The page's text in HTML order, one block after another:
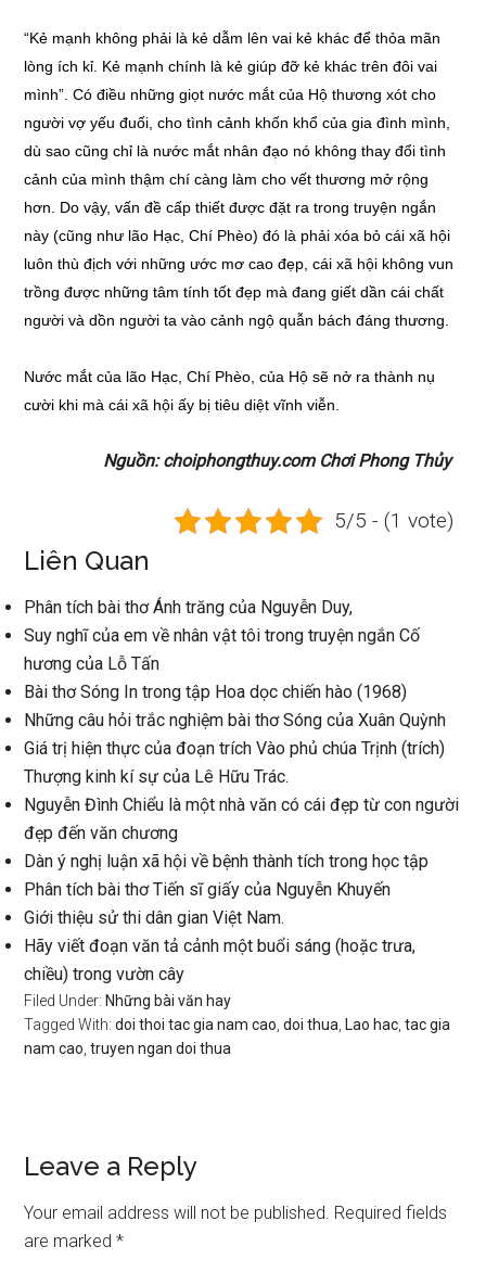
“Kẻ mạnh không phải là kẻ dẫm lên vai kẻ khác để thỏa mãn
lòng ích kỉ. Kẻ mạnh chính là kẻ giúp đỡ kẻ khác trên đôi vai
mình”. Có điều những giọt nước mắt của Hộ thương xót cho
người vợ yếu đuối, cho tình cảnh khốn khổ của gia đình mình,
dù sao cũng chỉ là nước mắt nhân đạo nó không thay đổi tình
cảnh của mình thậm chí càng làm cho vết thương mở rộng
hơn. Do vậy, vấn đề cấp thiết được đặt ra trong truyện ngắn
này (cũng như lão Hạc, Chí Phèo) đó là phải xóa bỏ cái xã hội
luôn thù địch với những ước mơ cao đẹp, cái xã hội không vun
trồng được những tâm tính tốt đẹp mà đang giết dần cái chất
người và dồn người ta vào cảnh ngộ quẫn bách đáng thương.
Nước mắt của lão Hạc, Chí Phèo, của Hộ sẽ nở ra thành nụ
cười khi mà cái xã hội ấy bị tiêu diệt vĩnh viễn.
Nguồn: choiphongthuy.com Chơi Phong Thủy
5/5 - (1 vote)
Liên Quan
Phân tích bài thơ Ánh trăng của Nguyễn Duy,
Suy nghĩ của em về nhân vật tôi trong truyện ngắn Cố
hương của Lỗ Tấn
Bài thơ Sóng In trong tập Hoa dọc chiến hào (1968)
Những câu hỏi trắc nghiệm bài thơ Sóng của Xuân Quỳnh
Giá trị hiện thực của đoạn trích Vào phủ chúa Trịnh (trích)
Thượng kinh kí sự của Lê Hữu Trác.
Nguyễn Đình Chiểu là một nhà văn có cái đẹp từ con người
đẹp đến văn chương
Dàn ý nghị luận xã hội về bệnh thành tích trong học tập
Phân tích bài thơ Tiến sĩ giấy của Nguyễn Khuyến
Giới thiệu sử thi dân gian Việt Nam.
Hãy viết đoạn văn tả cảnh một buổi sáng (hoặc trưa,
chiều) trong vườn cây
Filed Under: Những bài văn hay
Tagged With:doi thoi tac gia nam cao ,doi thua Lao hac ,tac gia
nam cao ,truyen ngan doi thua
Reader
Interactions
Leave a Reply
Your email address will not be published. Required fields
are marked*